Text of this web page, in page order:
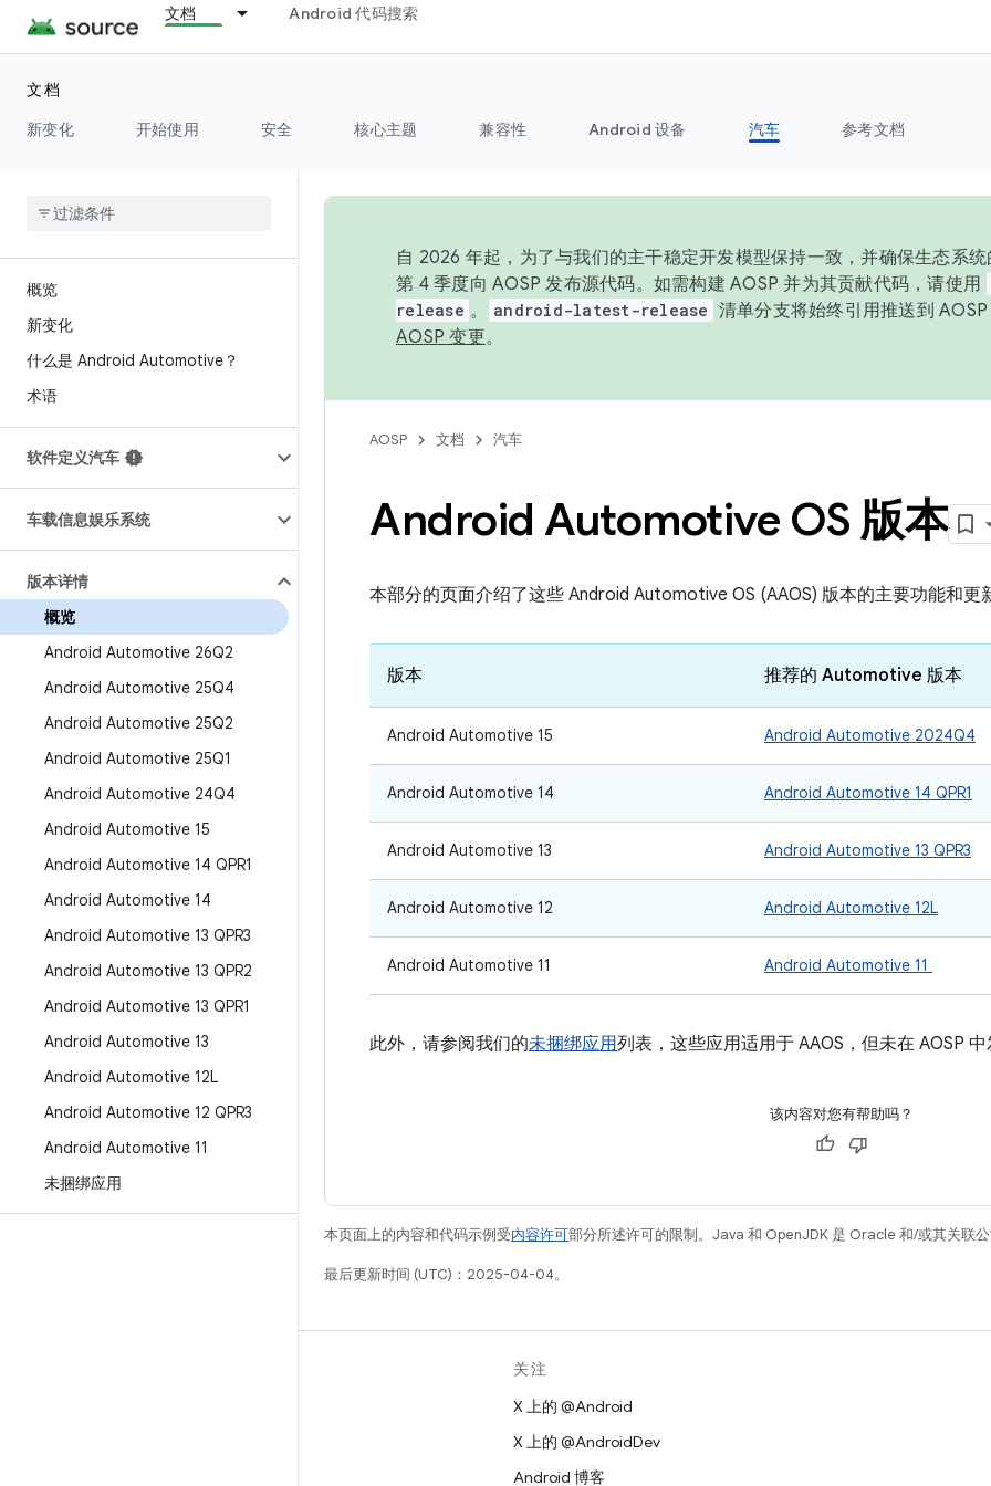
文档 Android 代码搜索
文档
新变化
开始使用 安全 核心主题 兼容性 Android 设备 汽车 参考文档
概览
新变化
什么是 Android Automotive？
术语
软件定义汽车
车载信息娱乐系统
版本详情
概览
Android Automotive 26Q2
Android Automotive 25Q4
Android Automotive 25Q2
Android Automotive 25Q1
Android Automotive 24Q4
Android Automotive 15
Android Automotive 14 QPR1
Android Automotive 14
Android Automotive 13 QPR3
Android Automotive 13 QPR2
Android Automotive 13 QPR1
Android Automotive 13
Android Automotive 12L
Android Automotive 12 QPR3
Android Automotive 11
未捆绑应用
自 2026 年起，为了与我们的主干稳定开发模型保持一致，并确保生态系
第 4 季度向 AOSP 发布源代码。如需构建 AOSP 并为其贡献代码，请使用
release 。 android-latest-release 清单分支将始终引用推送到
AOSP 变更。
AOSP 文档 汽车
Android Automotive OS 版本
本部分的页面介绍了这些 Android Automotive OS (AAOS) 版本的主要功能和更
版本 推荐的 Automotive 版本
Android Automotive 15 Android Automotive 2024Q4
Android Automotive 14 Android Automotive 14 QPR1
Android Automotive 13 Android Automotive 13 QPR3
Android Automotive 12 Android Automotive 12L
Android Automotive 11 Android Automotive 11
此外，请参阅我们的未捆绑应用列表，这些应用适用于 AAOS，但未在 AOSP
该内容对您有帮助吗？
本页面上的内容和代码示例受内容许可部分所述许可的限制。Java 和 OpenJDK 是 Oracle 和/或其关联
最后更新时间 (UTC)：2025-04-04。
关注
X 上的 @Android
X 上的 @AndroidDev
Android 博客